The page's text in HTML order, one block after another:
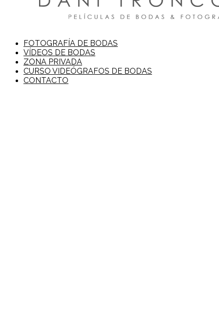
FOTOGRAFÍA DE BODAS
VÍDEOS DE BODAS
ZONA PRIVADA
CURSO VIDEÓGRAFOS DE BODAS
CONTACTO